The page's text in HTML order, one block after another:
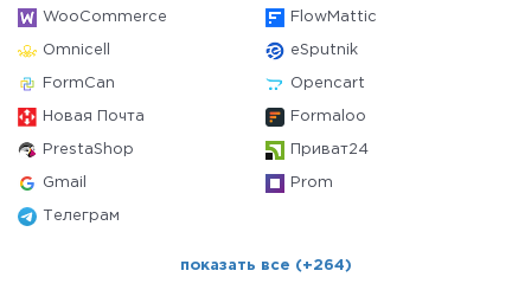
WooCommerce FlowMattic
Omnicell eSputnik
FormCan Opencart
Новая Почта Formaloo
PrestaShop Приват24
Gmail Prom
Телеграм
показать все (+264)